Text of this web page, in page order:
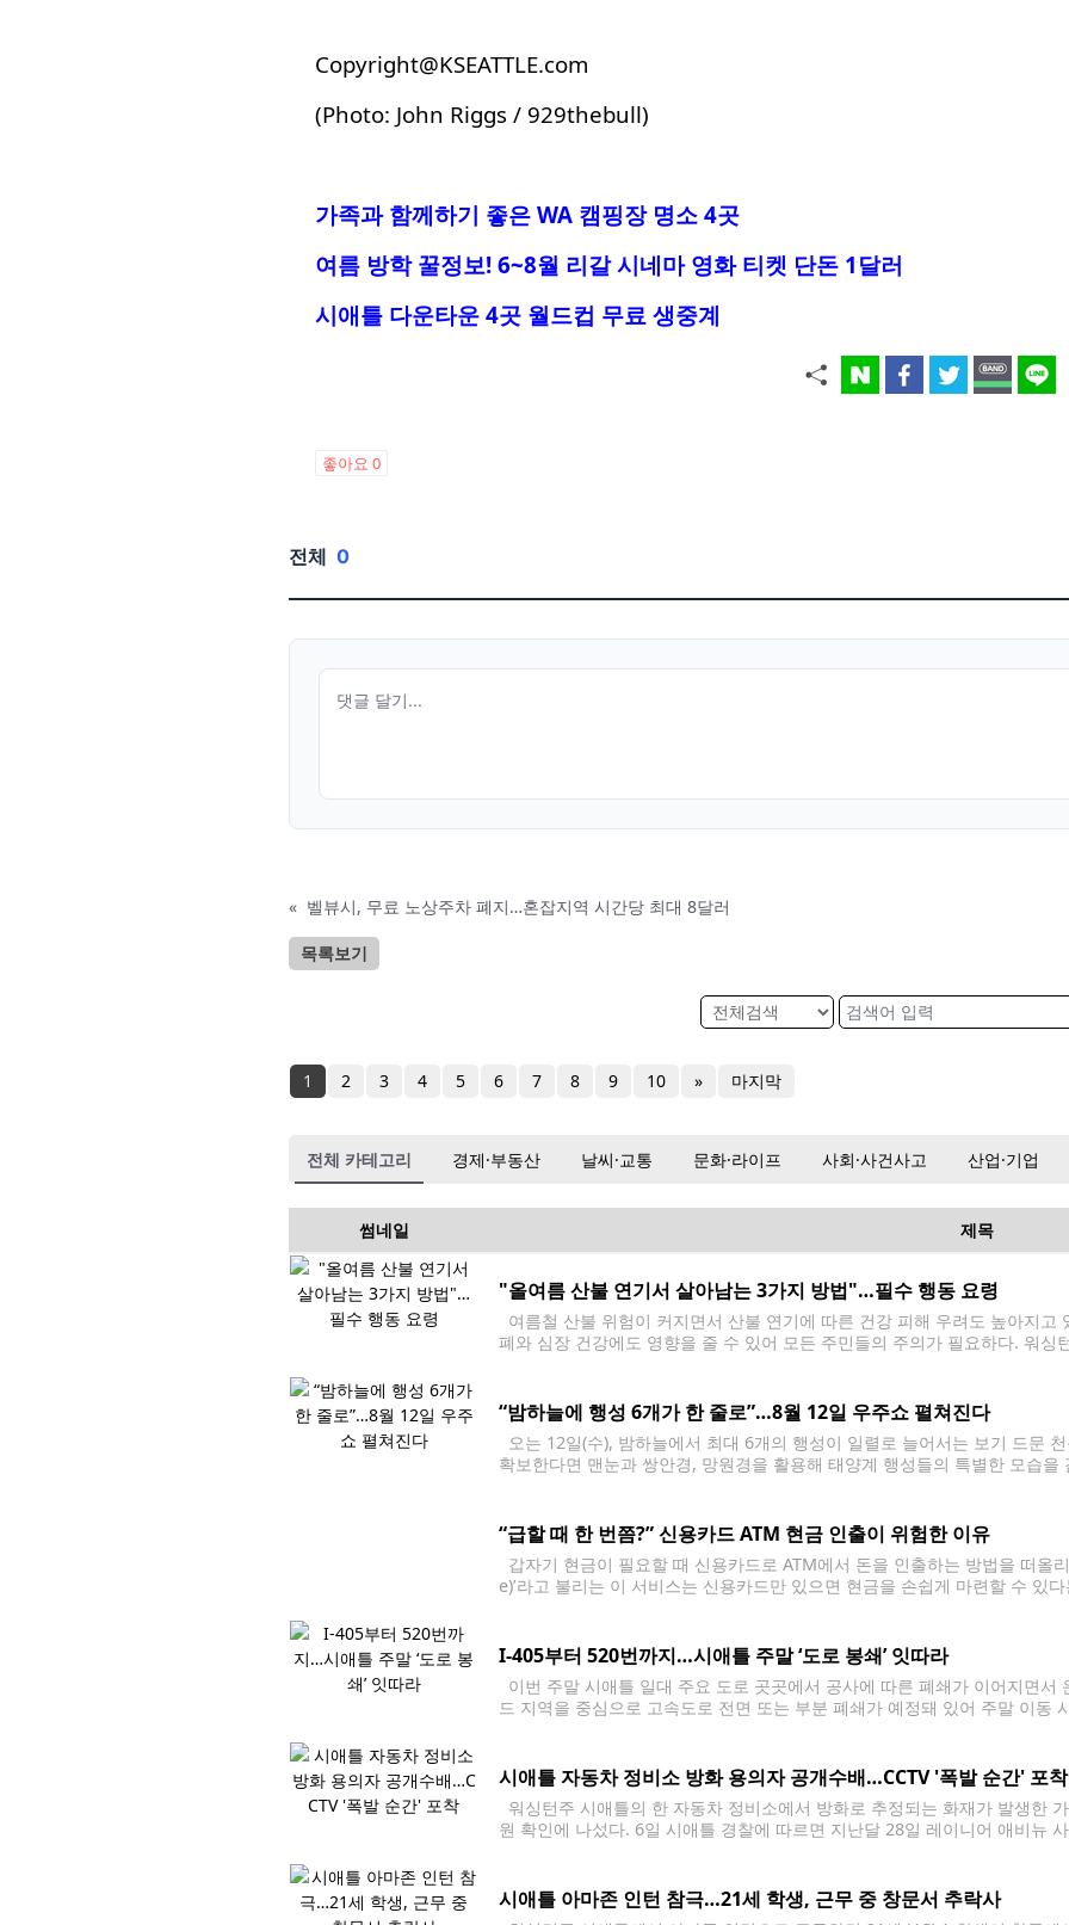
Copyright@KSEATTLE.com
(Photo: John Riggs / 929thebull)
가족과 함께하기 좋은 WA 캠핑장 명소 4곳
여름 방학 꿀정보! 6~8월 리갈 시네마 영화 티켓 단돈 1달러
시애틀 다운타운 4곳 월드컵 무료 생중계
좋아요 0
전체 0
« 벨뷰시, 무료 노상주차 폐지…혼잡지역 시간당 최대 8달러
목록보기
1 2 3 4 5 6 7 8 9 10 » 마지막
전체 카테고리 경제·부동산 날씨·교통 문화·라이프 사회·사건사고 산업·기업
썸네일 제목
"올여름 산불 연기서 살아남는 3가지 방법"…필수 행동 요령
여름철 산불 위험이 커지면서 산불 연기에 따른 건강 피해 우려도 높아지
폐와 심장 건강에도 영향을 줄 수 있어 모든 주민들의 주의가 필요하다. 워
“밤하늘에 행성 6개가 한 줄로”…8월 12일 우주쇼 펼쳐진다
오는 12일(수), 밤하늘에서 최대 6개의 행성이 일렬로 늘어서는 보기 드문
확보한다면 맨눈과 쌍안경, 망원경을 활용해 태양계 행성들의 특별한 모습
“급할 때 한 번쯤?” 신용카드 ATM 현금 인출이 위험한 이유
갑자기 현금이 필요할 때 신용카드로 ATM에서 돈을 인출하는 방법을 떠올
e)’라고 불리는 이 서비스는 신용카드만 있으면 현금을 손쉽게 마련할 수 있
I-405부터 520번까지…시애틀 주말 ‘도로 봉쇄’ 잇따라
이번 주말 시애틀 일대 주요 도로 곳곳에서 공사에 따른 폐쇄가 이어지면
드 지역을 중심으로 고속도로 전면 또는 부분 폐쇄가 예정돼 있어 주말 이동
시애틀 자동차 정비소 방화 용의자 공개수배…CCTV '폭발 순간' 포착
워싱턴주 시애틀의 한 자동차 정비소에서 방화로 추정되는 화재가 발생한
원 확인에 나섰다. 6일 시애틀 경찰에 따르면 지난달 28일 레이니어 애비뉴
시애틀 아마존 인턴 참극…21세 학생, 근무 중 창문서 추락사